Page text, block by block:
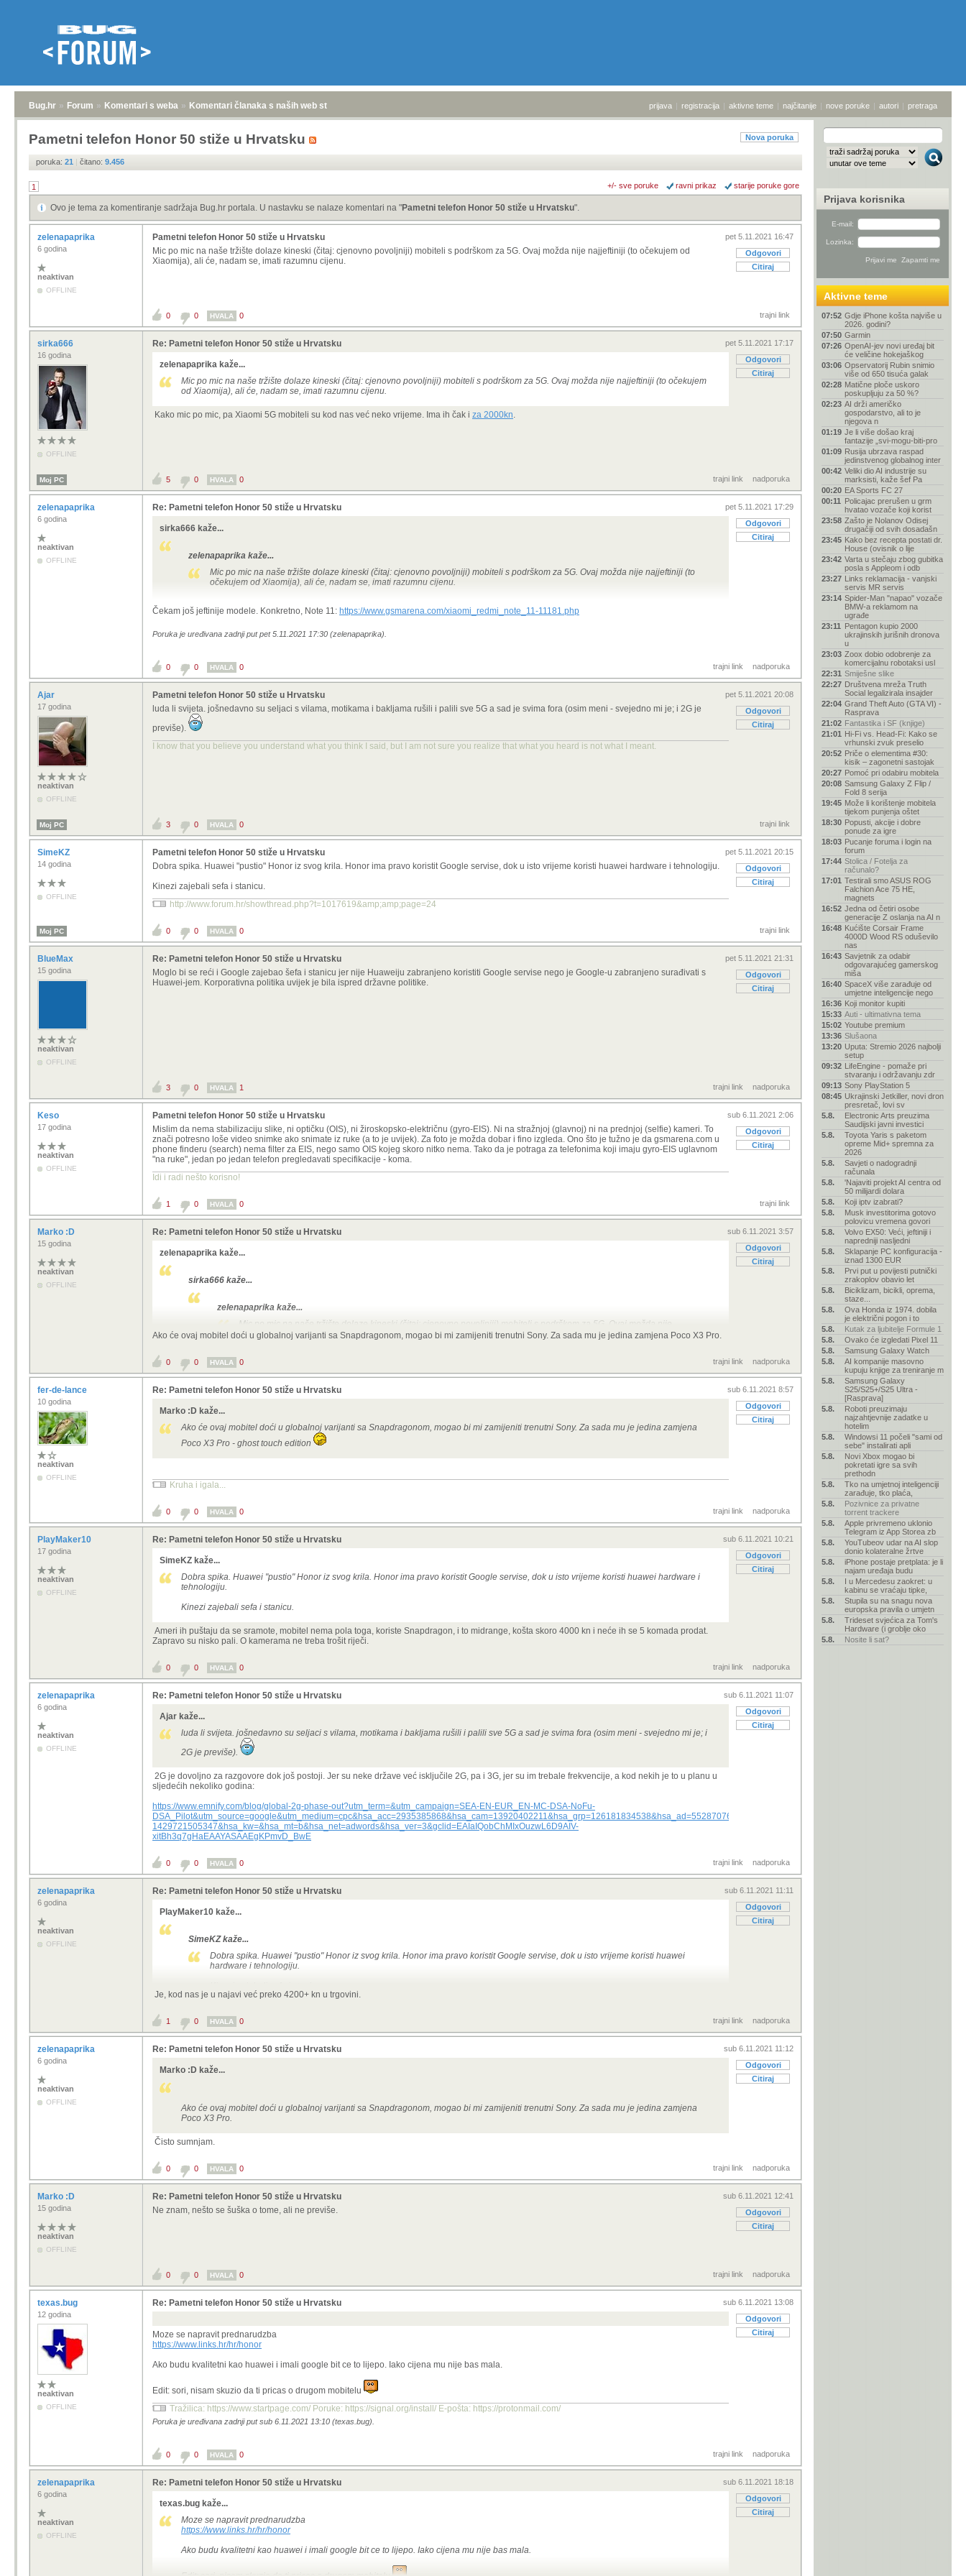
Bug.hr » Forum » Komentari s weba » Komentari članaka s naših web stranica prijava | registracija | aktivne teme | najčitanije | nove poruke | autori | pretraga
Nova poruka
Pametni telefon Honor 50 stiže u Hrvatsku
poruka: 21 | čitano: 9.456
1 +/- sve poruke ravni prikaz starije poruke gore
Ovo je tema za komentiranje sadržaja Bug.hr portala. U nastavku se nalaze komentari na "Pametni telefon Honor 50 stiže u Hrvatsku".
zelenapaprika
6 godina
neaktivan
OFFLINE
pet 5.11.2021 16:47
Odgovori
Citiraj
Pametni telefon Honor 50 stiže u Hrvatsku
Mic po mic na naše tržište dolaze kineski (čitaj: cjenovno povoljniji) mobiteli s podrškom za 5G. Ovaj možda nije najjeftiniji (to očekujem od
Xiaomija), ali će, nadam se, imati razumnu cijenu.
trajni link
0 0 HVALA 0
sirka666
16 godina
OFFLINE
pet 5.11.2021 17:17
Odgovori
Citiraj
Re: Pametni telefon Honor 50 stiže u Hrvatsku
zelenapaprika kaže...
Mic po mic na naše tržište dolaze kineski (čitaj: cjenovno povoljniji) mobiteli s podrškom za 5G. Ovaj možda nije najjeftiniji (to očekujem
od Xiaomija), ali će, nadam se, imati razumnu cijenu.
Kako mic po mic, pa Xiaomi 5G mobiteli su kod nas već neko vrijeme. Ima ih čak i za 2000kn.
Moj PC trajni link nadporuka
5 0 HVALA 0
zelenapaprika
6 godina
neaktivan
OFFLINE
pet 5.11.2021 17:29
Odgovori
Citiraj
Re: Pametni telefon Honor 50 stiže u Hrvatsku
sirka666 kaže...
zelenapaprika kaže...
Mic po mic na naše tržište dolaze kineski (čitaj: cjenovno povoljniji) mobiteli s podrškom za 5G. Ovaj možda nije najjeftiniji (to
očekujem od Xiaomija), ali će, nadam se, imati razumnu cijenu.
Kako mic po mic, pa Xiaomi 5G mobiteli su kod nas već neko vrijeme. Ima ih čak i za 2000kn .
Čekam još jeftinije modele. Konkretno, Note 11: https://www.gsmarena.com/xiaomi_redmi_note_11-11181.php
Poruka je uređivana zadnji put pet 5.11.2021 17:30 (zelenapaprika).
trajni link nadporuka
0 0 HVALA 0
Ajar
17 godina
neaktivan
OFFLINE
pet 5.11.2021 20:08
Odgovori
Citiraj
Pametni telefon Honor 50 stiže u Hrvatsku
luda li svijeta. jošnedavno su seljaci s vilama, motikama i bakljama rušili i palili sve 5G a sad je svima fora (osim meni - svejedno mi je; i 2G je
previše).
I know that you believe you understand what you think I said, but I am not sure you realize that what you heard is not what I meant.
Moj PC trajni link
3 0 HVALA 0
SimeKZ
14 godina
OFFLINE
pet 5.11.2021 20:15
Odgovori
Citiraj
Pametni telefon Honor 50 stiže u Hrvatsku
Dobra spika. Huawei "pustio" Honor iz svog krila. Honor ima pravo koristit Google servise, dok u isto vrijeme koristi huawei hardware i tehnologiju.
Kinezi zajebali sefa i stanicu.
http://www.forum.hr/showthread.php?t=1017619&amp;amp;page=24
Moj PC trajni link
0 0 HVALA 0
BlueMax
15 godina
neaktivan
OFFLINE
pet 5.11.2021 21:31
Odgovori
Citiraj
Re: Pametni telefon Honor 50 stiže u Hrvatsku
Moglo bi se reći i Google zajebao šefa i stanicu jer nije Huaweiju zabranjeno koristiti Google servise nego je Google-u zabranjeno surađivati s
Huawei-jem. Korporativna politika uvijek je bila ispred državne politike.
trajni link nadporuka
3 0 HVALA 1
Keso
17 godina
neaktivan
OFFLINE
sub 6.11.2021 2:06
Odgovori
Citiraj
Pametni telefon Honor 50 stiže u Hrvatsku
Mislim da nema stabilizaciju slike, ni optičku (OIS), ni žiroskopsko-električnu (gyro-EIS). Ni na stražnjoj (glavnoj) ni na prednjoj (selfie) kameri. To
znači potresno loše video snimke ako snimate iz ruke (a to je uvijek). Za foto je možda dobar i fino izgleda. Ono što je tužno je da gsmarena.com u
phone finderu (search) nema filter za EIS, nego samo OIS kojeg skoro nitko nema. Tako da je potraga za telefonima koji imaju gyro-EIS uglavnom
"na ruke", jedan po jedan telefon pregledavati specifikacije - koma.
Idi i radi nešto korisno!
trajni link
1 0 HVALA 0
Marko :D
15 godina
neaktivan
OFFLINE
sub 6.11.2021 3:57
Odgovori
Citiraj
Re: Pametni telefon Honor 50 stiže u Hrvatsku
zelenapaprika kaže...
sirka666 kaže...
zelenapaprika kaže...
Mic po mic na naše tržište dolaze kineski (čitaj: cjenovno povoljniji) mobiteli s podrškom za 5G. Ovaj možda nije
najjeftiniji (to očekujem od Xiaomija), ali će, nadam se, imati razumnu cijenu.
Kako mic po mic, pa Xiaomi 5G mobiteli su kod nas već neko vrijeme. Ima ih čak i
Ako će ovaj mobitel doći u globalnoj varijanti sa Snapdragonom, mogao bi mi zamijeniti trenutni Sony. Za sada mu je jedina zamjena Poco X3 Pro.
trajni link nadporuka
0 0 HVALA 0
fer-de-lance
10 godina
neaktivan
OFFLINE
sub 6.11.2021 8:57
Odgovori
Citiraj
Re: Pametni telefon Honor 50 stiže u Hrvatsku
Marko :D kaže...
Ako će ovaj mobitel doći u globalnoj varijanti sa Snapdragonom, mogao bi mi zamijeniti trenutni Sony. Za sada mu je jedina zamjena
Poco X3 Pro - ghost touch edition
Kruha i igala...
trajni link nadporuka
0 0 HVALA 0
PlayMaker10
17 godina
neaktivan
OFFLINE
sub 6.11.2021 10:21
Odgovori
Citiraj
Re: Pametni telefon Honor 50 stiže u Hrvatsku
SimeKZ kaže...
Dobra spika. Huawei "pustio" Honor iz svog krila. Honor ima pravo koristit Google servise, dok u isto vrijeme koristi huawei hardware i
tehnologiju.
Kinezi zajebali sefa i stanicu.
Ameri ih puštaju da se sramote, mobitel nema pola toga, koriste Snapdragon, i to midrange, košta skoro 4000 kn i neće ih se 5 komada prodat.
Zapravo su nisko pali. O kamerama ne treba trošit riječi.
trajni link nadporuka
0 0 HVALA 0
zelenapaprika
6 godina
neaktivan
OFFLINE
sub 6.11.2021 11:07
Odgovori
Citiraj
Re: Pametni telefon Honor 50 stiže u Hrvatsku
Ajar kaže...
luda li svijeta. jošnedavno su seljaci s vilama, motikama i bakljama rušili i palili sve 5G a sad je svima fora (osim meni - svejedno mi je; i
2G je previše).
2G je dovoljno za razgovore dok još postoji. Jer su neke države već isključile 2G, pa i 3G, jer su im trebale frekvencije, a kod nekih je to u planu u
sljedećih nekoliko godina:
https://www.emnify.com/blog/global-2g-phase-out?utm_term=&utm_campaign=SEA-EN-EUR_EN-MC-DSA-NoFu-
DSA_Pilot&utm_source=google&utm_medium=cpc&hsa_acc=2935385868&hsa_cam=13920402211&hsa_grp=126181834538&hsa_ad=552870760244&hsa_src=g&hsa_tgt=dsa-
1429721505347&hsa_kw=&hsa_mt=b&hsa_net=adwords&hsa_ver=3&gclid=EAIaIQobChMIxOuzwL6D9AIV-
xitBh3q7gHaEAAYASAAEgKPmvD_BwE
trajni link nadporuka
0 0 HVALA 0
zelenapaprika
6 godina
neaktivan
OFFLINE
sub 6.11.2021 11:11
Odgovori
Citiraj
Re: Pametni telefon Honor 50 stiže u Hrvatsku
PlayMaker10 kaže...
SimeKZ kaže...
Dobra spika. Huawei "pustio" Honor iz svog krila. Honor ima pravo koristit Google servise, dok u isto vrijeme koristi huawei
hardware i tehnologiju.
prodat. Zapravo su nisko pali. O kamerama ne treba trošit riječi.
Je, kod nas je u najavi već preko 4200+ kn u trgovini.
trajni link nadporuka
1 0 HVALA 0
zelenapaprika
6 godina
neaktivan
OFFLINE
sub 6.11.2021 11:12
Odgovori
Citiraj
Re: Pametni telefon Honor 50 stiže u Hrvatsku
Marko :D kaže...
Ako će ovaj mobitel doći u globalnoj varijanti sa Snapdragonom, mogao bi mi zamijeniti trenutni Sony. Za sada mu je jedina zamjena
Poco X3 Pro.
Čisto sumnjam.
trajni link nadporuka
0 0 HVALA 0
Marko :D
15 godina
neaktivan
OFFLINE
sub 6.11.2021 12:41
Odgovori
Citiraj
Re: Pametni telefon Honor 50 stiže u Hrvatsku
Ne znam, nešto se šuška o tome, ali ne previše.
trajni link nadporuka
0 0 HVALA 0
texas.bug
12 godina
neaktivan
OFFLINE
sub 6.11.2021 13:08
Odgovori
Citiraj
Re: Pametni telefon Honor 50 stiže u Hrvatsku
Moze se napravit prednarudzba
https://www.links.hr/hr/honor
Ako budu kvalitetni kao huawei i imali google bit ce to lijepo. Iako cijena mu nije bas mala.
Edit: sori, nisam skuzio da ti pricas o drugom mobitelu
Tražilica: https://www.startpage.com/ Poruke: https://signal.org/install/ E-pošta: https://protonmail.com/
Poruka je uređivana zadnji put sub 6.11.2021 13:10 (texas.bug).
trajni link nadporuka
0 0 HVALA 0
zelenapaprika
6 godina
neaktivan
OFFLINE
sub 6.11.2021 18:18
Odgovori
Citiraj
Re: Pametni telefon Honor 50 stiže u Hrvatsku
texas.bug kaže...
Moze se napravit prednarudzba
https://www.links.hr/hr/honor
Ako budu kvalitetni kao huawei i imali google bit ce to lijepo. Iako cijena mu nije bas mala.
Prijava korisnika
E-mail:
Lozinka:
Aktivne teme
07:52 Gdje iPhone košta najviše u
2026. godini?
07:50 Garmin
07:26 OpenAI-jev novi uređaj bit
će veličine hokejaškog
03:06 Opservatorij Rubin snimio
više od 650 tisuća galak
02:28 Matične ploče uskoro
poskupljuju za 50 %?
02:23 AI drži američko
gospodarstvo, ali to je
njegova n
01:19 Je li više došao kraj
fantazije „svi-mogu-biti-pro
01:09 Rusija ubrzava raspad
jedinstvenog globalnog inter
00:42 Veliki dio AI industrije su
marksisti, kaže šef Pa
00:20 EA Sports FC 27
00:11 Policajac prerušen u grm
hvatao vozače koji korist
23:58 Zašto je Nolanov Odisej
drugačiji od svih dosadašn
23:45 Kako bez recepta postati dr.
House (ovisnik o lije
23:42 Varta u stečaju zbog gubitka
posla s Appleom i odb
23:27 Links reklamacija - vanjski
servis MR servis
23:14 Spider-Man "napao" vozače
BMW-a reklamom na
ugrađe
23:11 Pentagon kupio 2000
ukrajinskih jurišnih dronova
u
23:03 Zoox dobio odobrenje za
komercijalnu robotaksi usl
22:31 Smiješne slike
22:27 Društvena mreža Truth
Social legalizirala insajder
22:04 Grand Theft Auto (GTA VI) -
Rasprava
21:02 Fantastika i SF (knjige)
21:01 Hi-Fi vs. Head-Fi: Kako se
vrhunski zvuk preselio
20:52 Priče o elementima #30:
kisik – zagonetni sastojak
20:27 Pomoć pri odabiru mobitela
20:08 Samsung Galaxy Z Flip /
Fold 8 serija
19:45 Može li korištenje mobitela
tijekom punjenja oštet
18:30 Popusti, akcije i dobre
ponude za igre
18:03 Pucanje foruma i login na
forum
17:44 Stolica / Fotelja za
računalo?
17:01 Testirali smo ASUS ROG
Falchion Ace 75 HE,
magnets
16:52 Jedna od četiri osobe
generacije Z oslanja na AI n
16:48 Kućište Corsair Frame
4000D Wood RS oduševilo
nas
16:43 Savjetnik za odabir
odgovarajućeg gamerskog
miša
16:40 SpaceX više zarađuje od
umjetne inteligencije nego
16:36 Koji monitor kupiti
15:33 Auti - ultimativna tema
15:02 Youtube premium
13:36 Slušaona
13:20 Uputa: Stremio 2026 najbolji
setup
09:32 LifeEngine - pomaže pri
stvaranju i održavanju zdr
09:13 Sony PlayStation 5
08:45 Ukrajinski Jetkiller, novi dron
presretač, lovi sv
5.8.
Electronic Arts preuzima
Saudijski javni investici
5.8.
Toyota Yaris s paketom
opreme Mid+ spremna za
2026
5.8.
Savjeti o nadogradnji
računala
5.8.
'Najaviti projekt AI centra od
50 milijardi dolara
5.8.
Koji iptv izabrati?
5.8.
Musk investitorima gotovo
polovicu vremena govori
5.8.
Volvo EX50: Veći, jeftiniji i
napredniji nasljedni
5.8.
Sklapanje PC konfiguracija -
iznad 1300 EUR
5.8.
Prvi put u povijesti putnički
zrakoplov obavio let
5.8.
Biciklizam, bicikli, oprema,
staze...
5.8.
Ova Honda iz 1974. dobila
je električni pogon i to
5.8.
Kutak za ljubitelje Formule 1
5.8.
Ovako će izgledati Pixel 11
5.8.
Samsung Galaxy Watch
5.8.
AI kompanije masovno
kupuju knjige za treniranje m
5.8.
Samsung Galaxy
S25/S25+/S25 Ultra -
[Rasprava]
5.8.
Roboti preuzimaju
najzahtjevnije zadatke u
hotelim
5.8.
Windowsi 11 počeli "sami od
sebe" instalirati apli
5.8.
Novi Xbox mogao bi
pokretati igre sa svih
prethodn
5.8.
Tko na umjetnoj inteligenciji
zarađuje, tko plaća,
5.8.
Pozivnice za privatne
torrent trackere
5.8.
Apple privremeno uklonio
Telegram iz App Storea zb
5.8.
YouTubeov udar na AI slop
donio kolateralne žrtve
5.8.
iPhone postaje pretplata: je li
najam uređaja budu
5.8.
I u Mercedesu zaokret: u
kabinu se vraćaju tipke,
5.8.
Stupila su na snagu nova
europska pravila o umjetn
5.8.
Trideset svjećica za Tom's
Hardware (i groblje oko
5.8.
Nosite li sat?